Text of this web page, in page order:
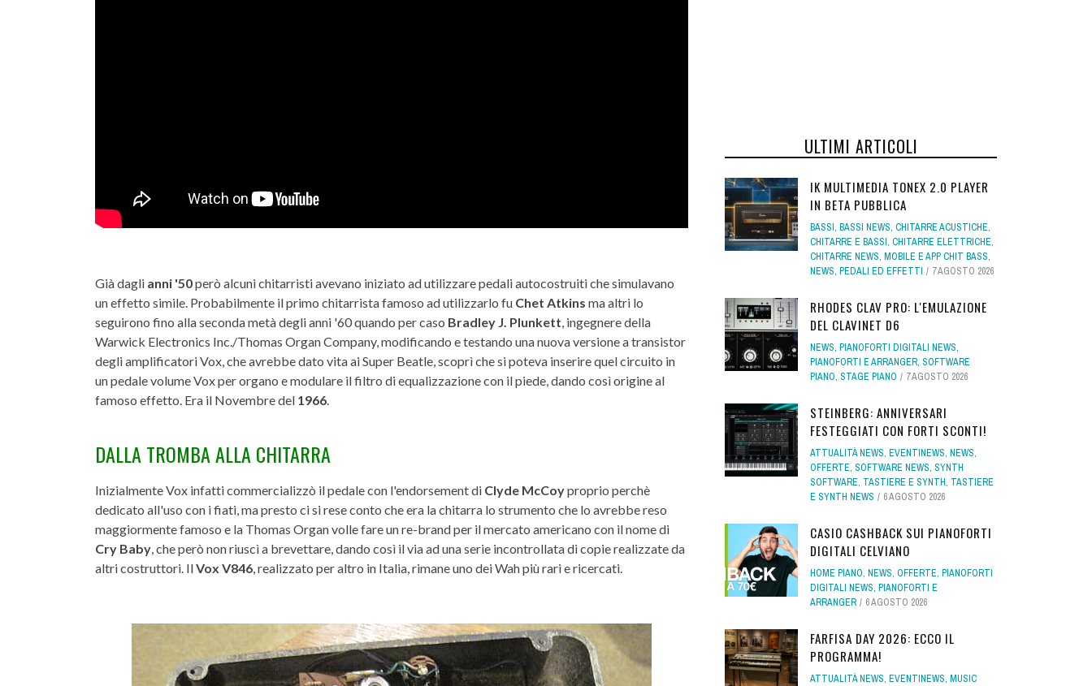
Già dagli anni '50però alcuni chitarristi avevano iniziato ad utilizzare pedali autocostruiti che simulavano
un effetto simile. Probabilmente il primo chitarrista famoso ad utilizzarlo fu Chet Atkins ma altri lo
seguirono fino alla seconda metà degli anni '60 quando per caso Bradley J. Plunkett , ingegnere della
Warwick Electronics Inc./Thomas Organ Company, modificando e testando una nuova versione a transistor
degli amplificatori Vox, che avrebbe dato vita ai Super Beatle, scoprì che si poteva inserire quel circuito in
un pedale volume Vox per organo e modulare il filtro di equalizzazione con il piede, dando così origine al
famoso effetto. Era il Novembre del 1966
DALLA TROMBA ALLA CHITARRA
Inizialmente Vox infatti commercializzò il pedale con l'endorsement di Clyde McCoyproprio perchè
dedicato all'uso con i fiati, ma presto ci si rese conto che era la chitarra lo strumento che lo avrebbe reso
maggiormente famoso e la Thomas Organ volle fare un re-brand per il mercato americano con il nome di
Cry Baby , che però non riuscì a brevettare, dando così il via ad una serie incontrollata di copie realizzate da
altri costruttori. IlVox V846 , realizzato per altro in Italia, rimane uno dei Wah più rari e ricercati.
ULTIMI ARTICOLI
IK MULTIMEDIA TONEX 2.0 PLAYER
IN BETA PUBBLICA
BASSI, BASSI NEWS, CHITARRE ACUSTICHE,
CHITARRE E BASSI, CHITARRE ELETTRICHE,
CHITARRE NEWS, MOBILE E APP CHIT BASS,
NEWS, PEDALI ED EFFETTI 7 AGOSTO 2026
RHODES CLAV PRO: L'EMULAZIONE
DEL CLAVINET D6
NEWS, PIANOFORTI DIGITALI NEWS,
PIANOFORTI E ARRANGER, SOFTWARE
PIANO, STAGE PIANO 7 AGOSTO 2026
STEINBERG: ANNIVERSARI
FESTEGGIATI CON FORTI SCONTI!
ATTUALITÀ NEWS, EVENTINEWS, NEWS,
OFFERTE, SOFTWARE NEWS, SYNTH
SOFTWARE, TASTIERE E SYNTH, TASTIERE
E SYNTH NEWS
6 AGOSTO 2026
CASIO CASHBACK SUI PIANOFORTI
DIGITALI CELVIANO
HOME PIANO, NEWS, OFFERTE, PIANOFORTI
DIGITALI NEWS, PIANOFORTI E
ARRANGER
6 AGOSTO 2026
FARFISA DAY 2026: ECCO IL
PROGRAMMA!
ATTUALITÀ NEWS, EVENTINEWS, MUSIC